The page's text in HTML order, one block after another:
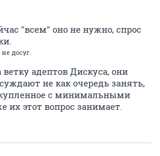
"всем" оно не нужно, спрос
досуг.
адептов Дискуса, они
не как очередь занять,
купленное с минимальными
их этот вопрос занимает.